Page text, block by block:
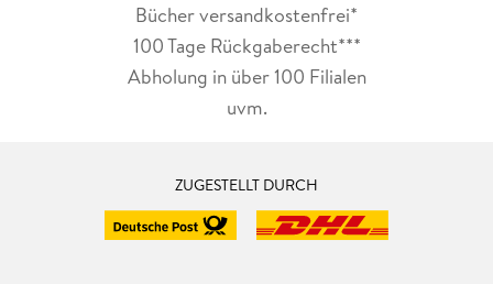
Bücher versandkostenfrei*
100 Tage Rückgaberecht***
Abholung in über 100 Filialen
uvm.
ZUGESTELLT DURCH